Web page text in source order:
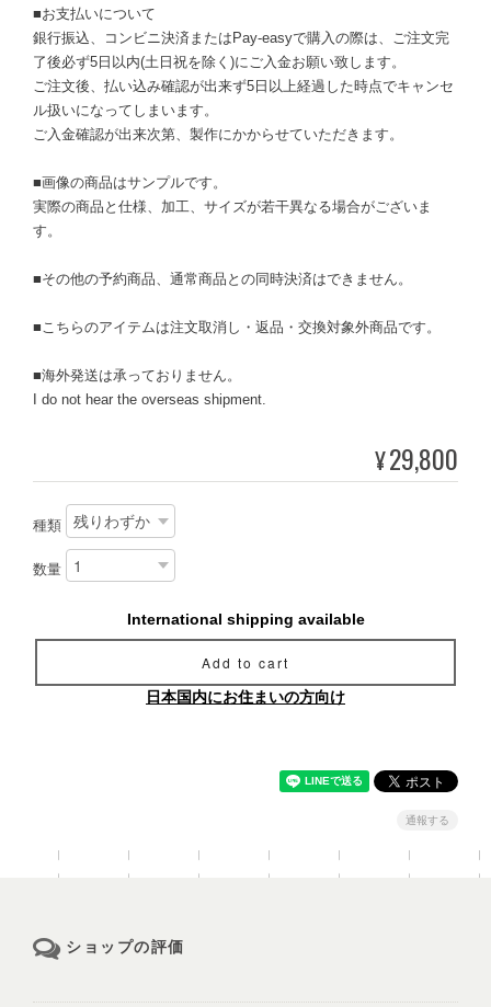
■お支払いについて
銀行振込、コンビニ決済またはPay-easyで購入の際は、ご注文完
了後必ず5日以内(土日祝を除く)にご入金お願い致します。
ご注文後、払い込み確認が出来ず5日以上経過した時点でキャンセ
ル扱いになってしまいます。
ご入金確認が出来次第、製作にかからせていただきます。
■画像の商品はサンプルです。
実際の商品と仕様、加工、サイズが若干異なる場合がございま
す。
■その他の予約商品、通常商品との同時決済はできません。
■こちらのアイテムは注文取消し・返品・交換対象外商品です。
■海外発送は承っておりません。
I do not hear the overseas shipment.
¥29,800
種類
数量
International shipping available
Add to cart
日本国内にお住まいの方向け
通報する
ショップの評価